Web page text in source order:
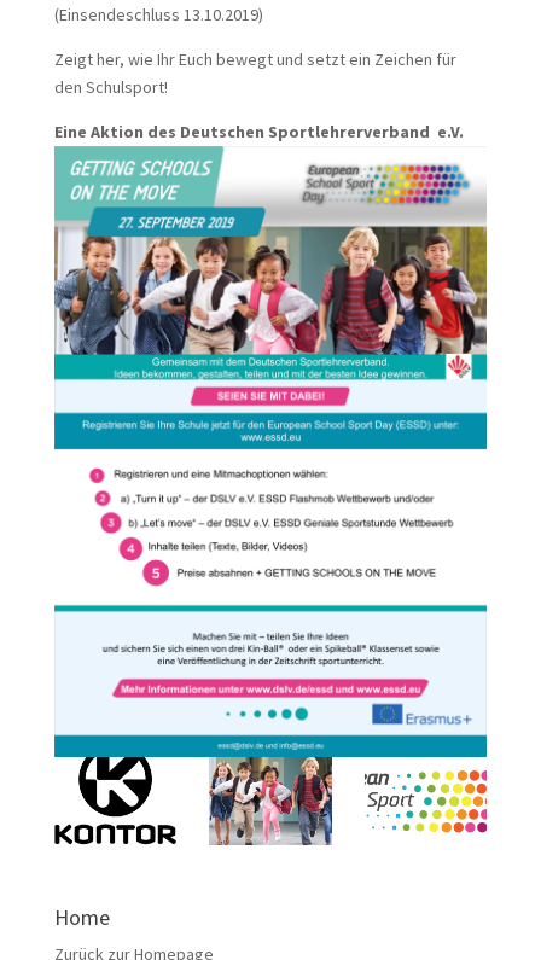
(Einsendeschluss 13.10.2019)
Zeigt her, wie Ihr Euch bewegt und setzt ein Zeichen für
den Schulsport!
Eine Aktion des Deutschen Sportlehrerverband e.V.
Home
Zurück zur Homepage